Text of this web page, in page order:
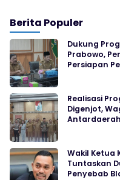
Berita Populer
Dukung
Prabowo,
Persiapan
Realisasi
Digenjot,
Antardaerah
Wakil Ketua
Tuntaskan
Penyebab